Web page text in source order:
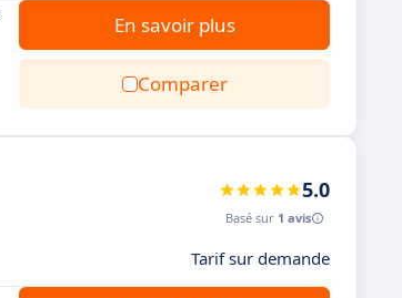
En savoir plus
Comparer
5.0
Basé sur 1 avis
Tarif sur demande